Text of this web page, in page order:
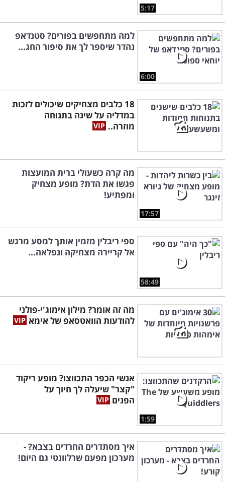
5:17
6:00
למה מתחפשים בפורים? סטנדאפ
נהדר שיספר לך את סיפור החג...
18 כלבים מצחיקים שיכולים לזכות
במדליה על שינה בתנוחה
מוזרה..
17:57
מה קרה כשעולי ברית המועצות
פגשו את הדת? מופע מצחיק
ומפתיע!
58:49
ספי ריבלין מזמין אותך למסע מרגש
אל קריירה מצחיקה ונפלאה...
מה זה אומר? מילון אימוג'י-פולני
להודעות הוואטסאפ של אימא
1:59
אנשי הכפר התכווצו? מופע ריקוד
"קצר" שיעלה לך חיוך על
הפנים
איך מסתדרים החרדים בצבא? -
מערכון מפעם שרלוונטי גם היום!